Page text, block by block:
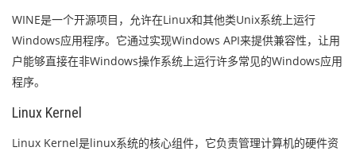
WINE是一个开源项目，允许在Linux和其他类Unix系统上运行
Windows应用程序。它通过实现Windows API来提供兼容性，让用
户能够直接在非Windows操作系统上运行许多常见的Windows应用
程序。
Linux Kernel
Linux Kernel是linux系统的核心组件，它负责管理计算机的硬件资